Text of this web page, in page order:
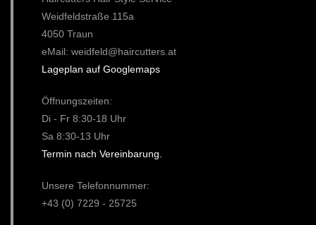
Weidfeldstraße 115a
4050 Traun
eMail: weidfeld@haircutters.at
Lageplan auf Googlemaps
Öffnungszeiten:
Di - Fr 8:30-18 Uhr
Sa 8:30-13 Uhr
Termin nach Vereinbarung.
Unsere Telefonnummer:
+43 (0) 7229 - 25725